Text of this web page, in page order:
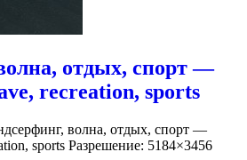
отдых, спорт —
recreation, sports
волна, отдых, спорт —
sports Разрешение: 5184×3456